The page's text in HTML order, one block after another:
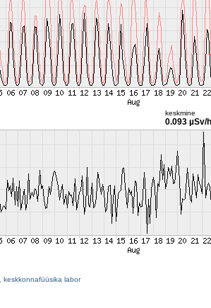
keskmine
0.093 µSv/h
keskkonnafüüsika labor